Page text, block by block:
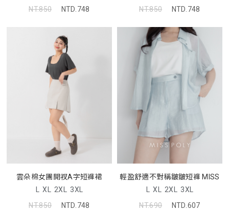
NT.850
NTD.748
NT.850
NTD.748
雲朵棉女團開衩A字短褲裙
L XL 2XL 3XL
NT.850
NTD.748
輕盈舒適不對稱皺皺短褲 MISS
L XL 2XL 3XL
NT.690
NTD.607